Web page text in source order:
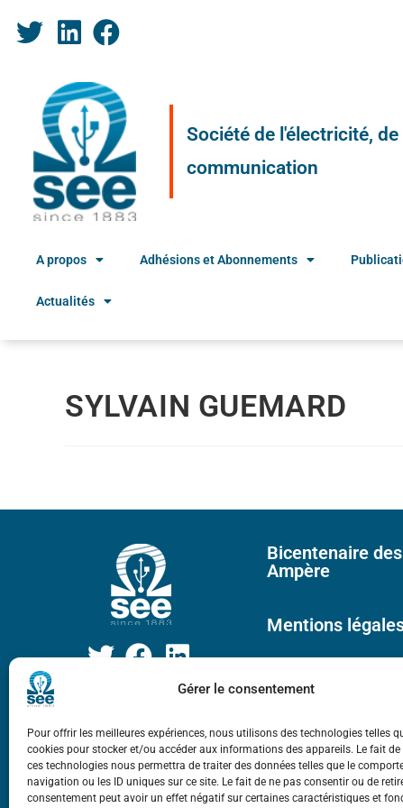
Gérer le consentement
Pour offrir les meilleures expériences, nous utilisons des technologies telles
cookies pour stocker et/ou accéder aux informations des appareils. Le fait de
ces technologies nous permettra de traiter des données telles que le
navigation ou les ID uniques sur ce site. Le fait de ne pas consentir ou de
consentement peut avoir un effet négatif sur certaines caractéristiques et
Société de l'électricité,
communication
A propos Adhésions et Abonnements
Actualités
SYLVAIN GUEMARD
Bicentenaire
Ampère
Mentions